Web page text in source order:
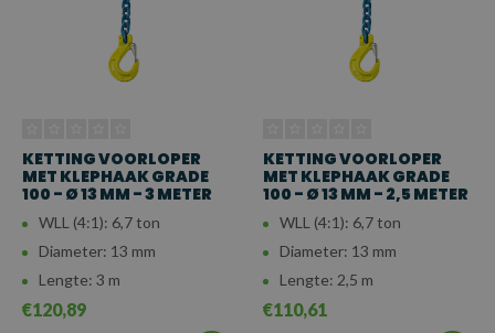
KETTING VOORLOPER
MET KLEPHAAK GRADE
100 - Ø 13 MM - 3 METER
WLL (4:1): 6,7 ton
Diameter: 13 mm
Lengte: 3 m
€120,89
KETTING VOORLOPER
MET KLEPHAAK GRADE
100 - Ø 13 MM - 2,5 METER
WLL (4:1): 6,7 ton
Diameter: 13 mm
Lengte: 2,5 m
€110,61